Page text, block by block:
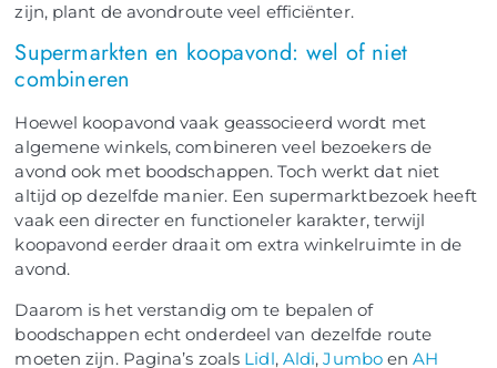
zijn, plant de avondroute veel efficiënter.
Supermarkten en koopavond: wel of niet
combineren
Hoewel koopavond vaak geassocieerd wordt met
algemene winkels, combineren veel bezoekers de
avond ook met boodschappen. Toch werkt dat niet
altijd op dezelfde manier. Een supermarktbezoek heeft
vaak een directer en functioneler karakter, terwijl
koopavond eerder draait om extra winkelruimte in de
avond.
Daarom is het verstandig om te bepalen of
boodschappen echt onderdeel van dezelfde route
moeten zijn. Pagina’s zoals Lidl, Aldi,JumboenAH